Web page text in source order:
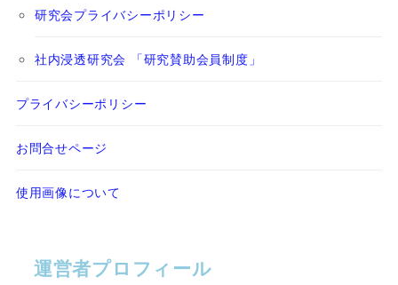
研究会プライバシーポリシー
社内浸透研究会 「研究賛助会員制度」
プライバシーポリシー
お問合せページ
使用画像について
運営者プロフィール